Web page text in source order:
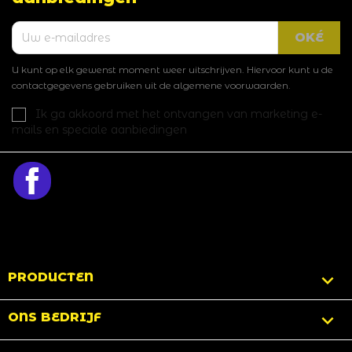
U kunt op elk gewenst moment weer uitschrijven. Hiervoor kunt u de
contactgegevens gebruiken uit de algemene voorwaarden.
Ik ga akkoord met het ontvangen van marketing e-
mails en speciale aanbiedingen
PRODUCTEN 
ONS BEDRIJF 